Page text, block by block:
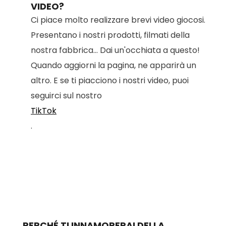
VIDEO?
Ci piace molto realizzare brevi video giocosi.
Presentano i nostri prodotti, filmati della
nostra fabbrica... Dai un'occhiata a questo!
Quando aggiorni la pagina, ne apparirà un
altro. E se ti piacciono i nostri video, puoi
seguirci sul nostro
TikTok
.